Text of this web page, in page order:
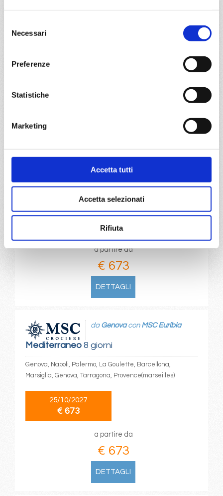
delNecessari
Preferenze
Statistiche
Marketing
Accetta tutti
Accetta selezionati
Rifiuta
€ 673
Mediterraneo
Genova, Napoli, Palermo, Valletta, Barcellona, Marsiglia,
05/10/2027
€ 673
12/10/2027
€ 673
19/10/2027
26/10/2027
a partire da
€ 673
DETTAGLI
Mediterraneo8 giorni
da Genovacon MSC Euribia
Genova, Napoli, Palermo, La Goulette, Barcellona,
Marsiglia, Genova, Tarragona, Provence(marseilles)
25/10/2027
€ 673
a partire da
€ 673
DETTAGLI